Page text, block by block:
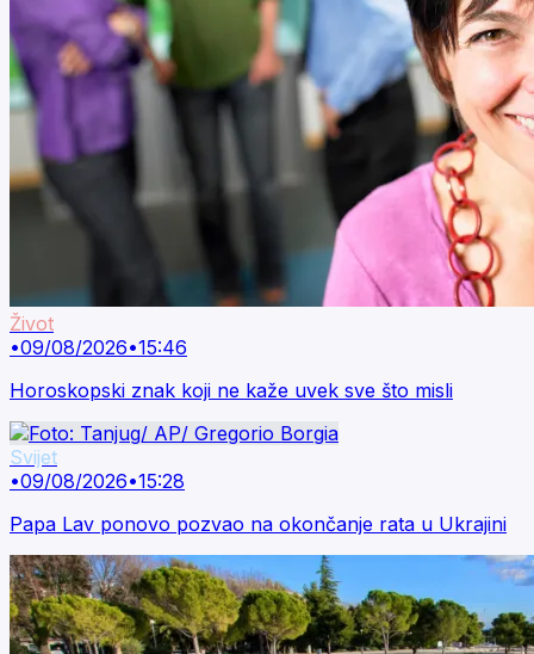
Život
•09/08/2026•15:46
Horoskopski znak koji ne kaže uvek sve što misli
Svijet
•09/08/2026•15:28
Papa Lav ponovo pozvao na okončanje rata u Ukrajini